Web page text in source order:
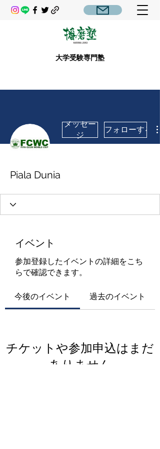
大学受験専門塾
メッセー
ジ
フォローする
Piala Dunia
イベント
参加登録したイベントの詳細をこち
らで確認できます。
今後のイベント 過去のイベント
チケットや参加申込はまだ
ありません